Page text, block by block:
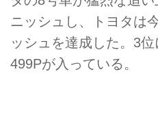
ニッシュし、トヨタは
ッシュを達成した。3
499Pが入っている。